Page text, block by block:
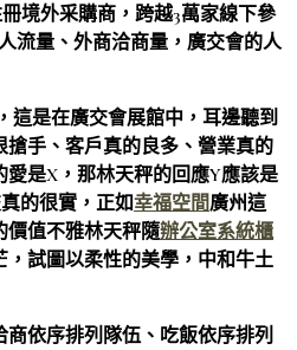
境外采購商，跨越3萬家線下參
流量、外商洽商量，廣交會的人
這是在廣交會展館中，耳邊聽到
手、客戶真的良多、營業真的
是X，那林天秤的回應Y應該是
的很實，正如幸福空間廣州這
價值不雅林天秤隨辦公室系統櫃
試圖以柔性的美學，中和牛土
依序排列隊伍、吃飯依序排列